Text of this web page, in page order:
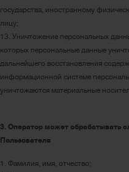
государства, иностранному
лицу;
13. Уничтожение персональных
которых персональные данные
дальнейшего восстановления
информационной системе
уничтожаются материальные
3. Оператор может обрабатывать
Пользователя
1. Фамилия, имя, отчество;